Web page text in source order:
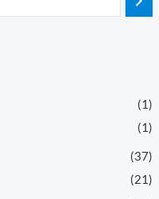
(1)
(1)
(37)
(21)